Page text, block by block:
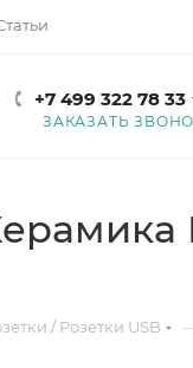
+7 499 322 78 33
ЗАКАЗАТЬ
/ Розетки USB